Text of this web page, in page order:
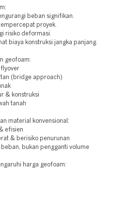
beban signifikan.
proyek.
risiko deformasi.
biaya konstruksi jangka panjang.
geofoam:
(bridge approach)
& konstruksi
tanah
material konvensional:
efisien
& berisiko penurunan
bukan pengganti volume
harga geofoam: